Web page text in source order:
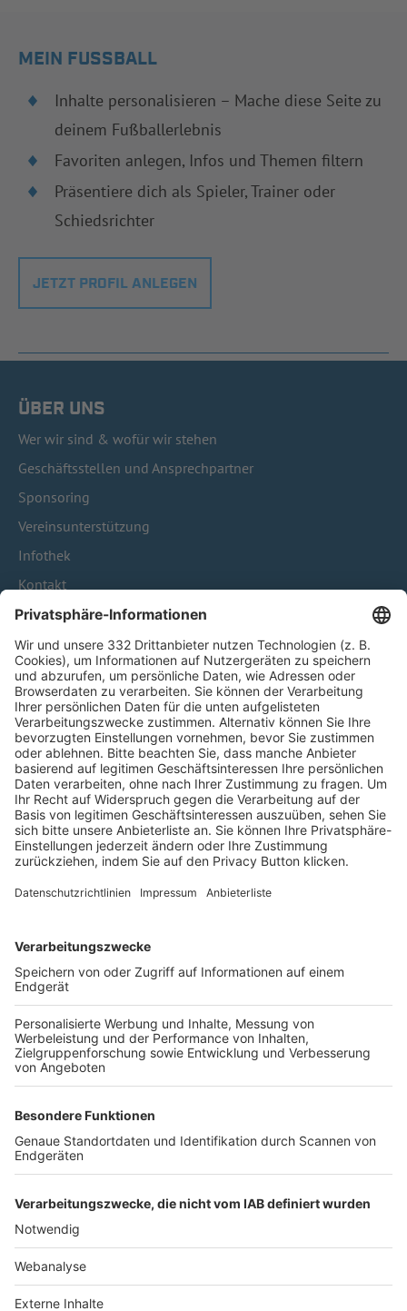
MEIN FUSSBALL
Inhalte personalisieren – Mache diese Seite zu
deinem Fußballerlebnis
Favoriten anlegen, Infos und Themen filtern
Präsentiere dich als Spieler, Trainer oder
Schiedsrichter
JETZT PROFIL ANLEGEN
ÜBER UNS
Wer wir sind & wofür wir stehen
Geschäftsstellen und Ansprechpartner
Sponsoring
Vereinsunterstützung
Infothek
Kontakt
HÄUFIG BESUCHTE SEITEN
Pässe und Vereinswechsel
Trainerausbildung
Schulungsangebot Vereinsmitarbeiter
BFV-Geschäftsstellen
Trainerbörse
Login SpielPlus
FOLGE DEM BFV
TOP-VEREINE
TOP-PARTNER
Nutzungsbedingungen Datenschutz Impressum